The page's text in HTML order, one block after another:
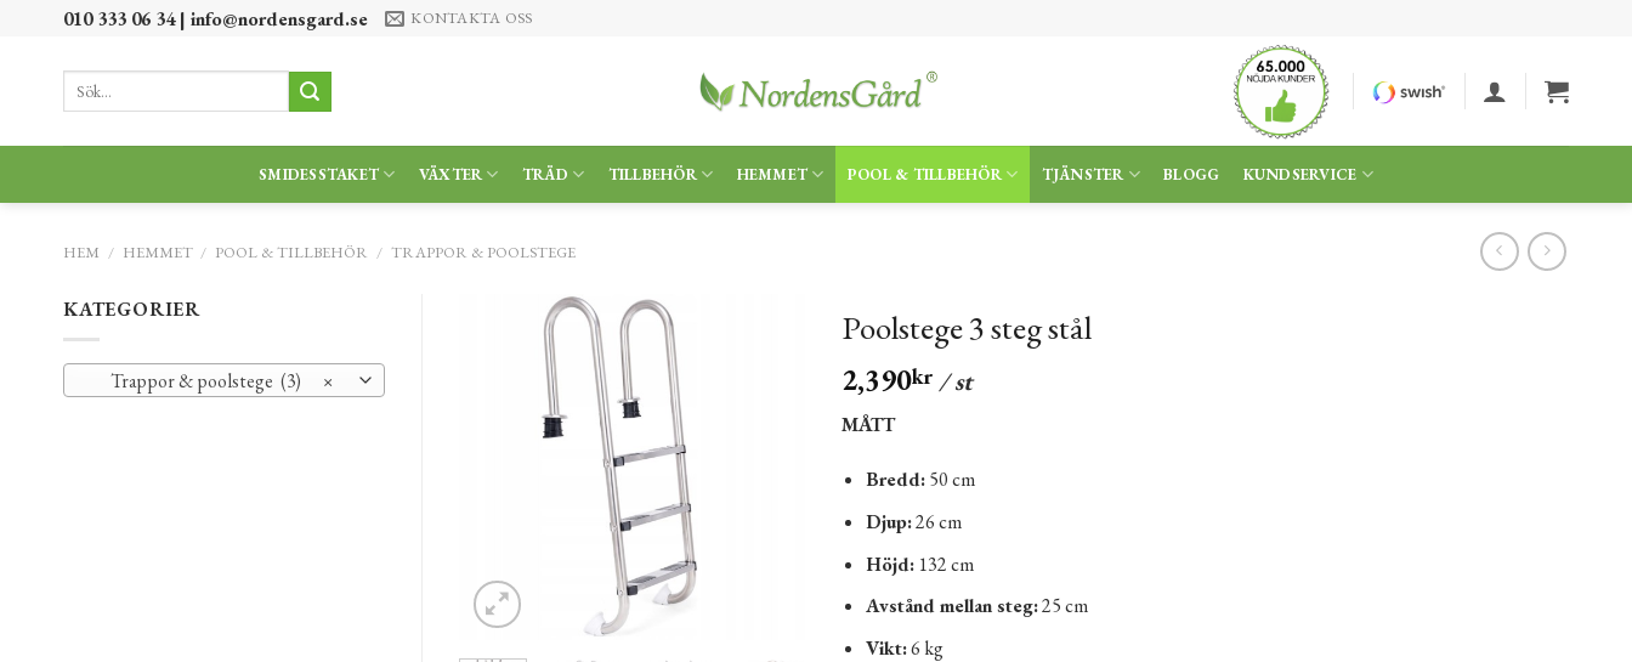
010 333 06 34 | info@nordensgard.se KONTAKTA OSS
efter:
SMIDESSTAKET VÄXTER TRÄD TILLBEHÖR HEMMET POOL & TILLBEHÖR TJÄNSTER BLOGG KUNDSERVICE
HEM / HEMMET / POOL & TILLBEHÖR / TRAPPOR & POOLSTEGE
KATEGORIER
×
Trappor & poolstege (3)
Poolstege 3 steg stål
2,390kr/ st
MÅTT
Bredd:50 cm
Djup:26 cm
Höjd: 132 cm
Avstånd mellan steg:25 cm
Vikt:6 kg